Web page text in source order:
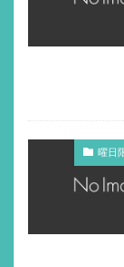
曜日